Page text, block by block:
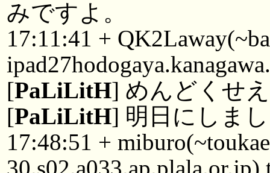
みですよ。
17:11:41 +
[PaLiLitH] めんどくせ
[PaLiLitH] 明日にしま
17:48:51 +